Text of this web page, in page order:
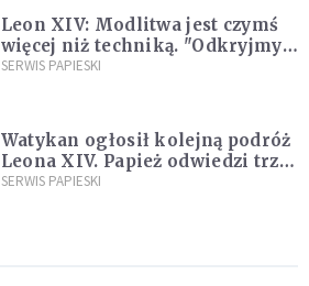
Leon XIV: Modlitwa jest czymś
więcej niż techniką. "Odkryjmy
ją na nowo"
SERWIS PAPIESKI
Watykan ogłosił kolejną podróż
Leona XIV. Papież odwiedzi trzy
kraje Ameryki Południowej
SERWIS PAPIESKI